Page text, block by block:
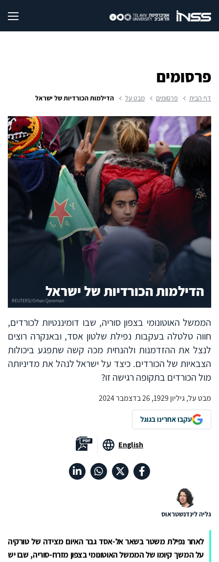
פרסומים
דף הבית פרסומים מבט על הדילמות הכורדיות של ישראל
הדילמות הכורדיות של ישראל
הממשל האוטונומי בצפון סוריה, שבו דומיננטיות לכורדים,
חווה טלטלה בעקבות נפילת שלטון אסד, ובאנקרה רוצים
לנצל את ההזדמנות ולהנחית מכה קשה שתפגע ביכולות
הצבאיות של הכורדים. כיצד על ישראל לנהל את מדיניותה
מול הכורדים בתקופה רגישה זו?
מבט על, גיליון 1929, 26 בדצמבר 2024
עקבו אחרינו בגוגל
English
גליה לינדנשטראוס
לאחר נפילת משטר בשאר אל-אסד גבר האיום מצידה של טורקיה
על המשך קיומו של הממשל האוטונומי בצפון מזרח-סוריה, שבו יש